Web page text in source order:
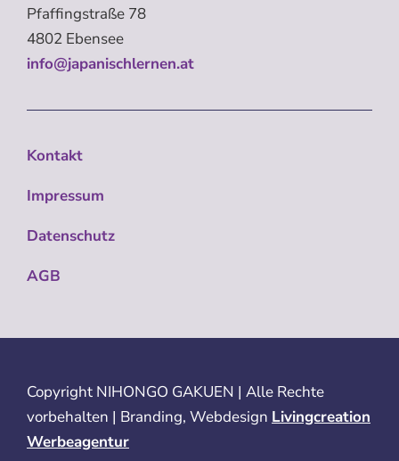
Pfaffingstraße 78
4802 Ebensee
info@japanischlernen.at
Kontakt
Impressum
Datenschutz
AGB
Copyright NIHONGO GAKUEN | Alle Rechte
vorbehalten | Branding, Webdesign Livingcreation
Werbeagentur